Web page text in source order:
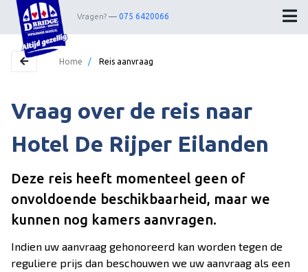
Vragen? 075 6420066
Home
Bestemmingen
Webshop
Nieuwsbrief
Contact
Home / Reis aanvraag
Vraag over de reis naar
Hotel De Rijper Eilanden
Deze reis heeft momenteel geen of
onvoldoende beschikbaarheid, maar we
kunnen nog kamers aanvragen.
Indien uw aanvraag gehonoreerd kan worden tegen de
reguliere prijs dan beschouwen we uw aanvraag als een